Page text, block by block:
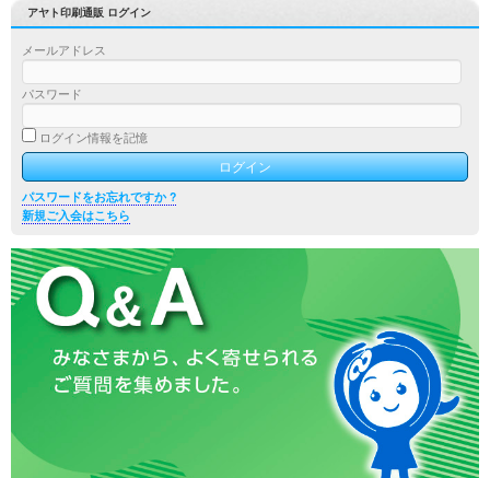
アヤト印刷通販 ログイン
メールアドレス
パスワード
ログイン情報を記憶
パスワードをお忘れですか ?
新規ご入会はこちら